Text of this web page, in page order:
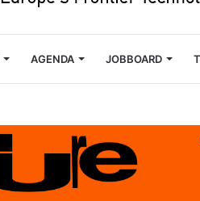
AGENDA JOBBOARD